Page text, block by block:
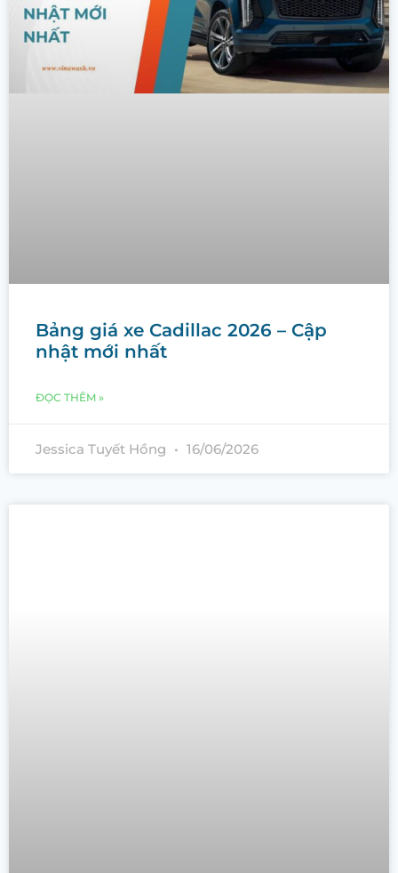
Bảng giá xe Cadillac 2026 – Cập
nhật mới nhất
ĐỌC THÊM »
Jessica Tuyết Hồng 16/06/2026